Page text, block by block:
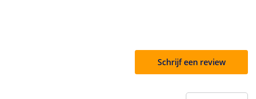
Schrijf een review